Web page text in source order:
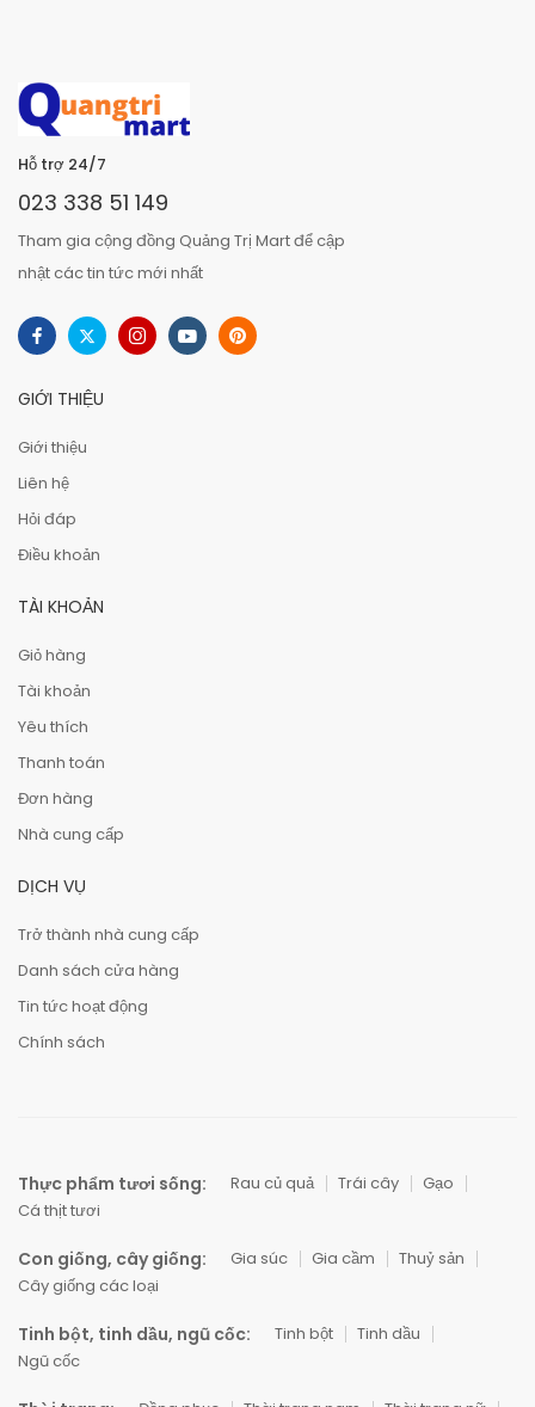
Hỗ trợ 24/7
023 338 51 149
Tham gia cộng đồng Quảng Trị Mart để cập
nhật các tin tức mới nhất
GIỚI THIỆU
Giới thiệu
Liên hệ
Hỏi đáp
Điều khoản
TÀI KHOẢN
Giỏ hàng
Tài khoản
Yêu thích
Thanh toán
Đơn hàng
Nhà cung cấp
DỊCH VỤ
Trở thành nhà cung cấp
Danh sách cửa hàng
Tin tức hoạt động
Chính sách
Thực phẩm tươi sống: Rau củ quả Trái cây
Gạo
Cá thịt tươi
Con giống, cây giống: Gia súc Gia cầm
Thuỷ sản
Cây giống các loại
Tinh bột, tinh dầu, ngũ cốc: Tinh bột
Tinh dầu
Ngũ cốc